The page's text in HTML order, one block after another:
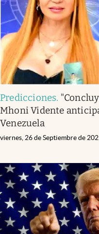
Predicciones.
Mhoni Vidente
Venezuela
viernes, 26 de Septiembre de